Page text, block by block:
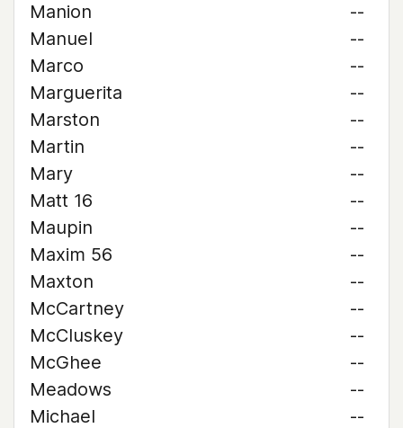
Manion
--
Manuel
--
Marco
--
Marguerita
--
Marston
--
Martin
--
Mary
--
Matt 16
--
Maupin
--
Maxim 56
--
Maxton
--
McCartney
--
McCluskey
--
McGhee
--
Meadows
--
Michael
--